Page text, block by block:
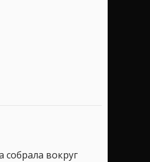
собрала вокруг